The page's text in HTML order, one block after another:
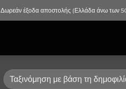
Δωρεάν έξοδα αποστολής (Ελλάδα άνω των